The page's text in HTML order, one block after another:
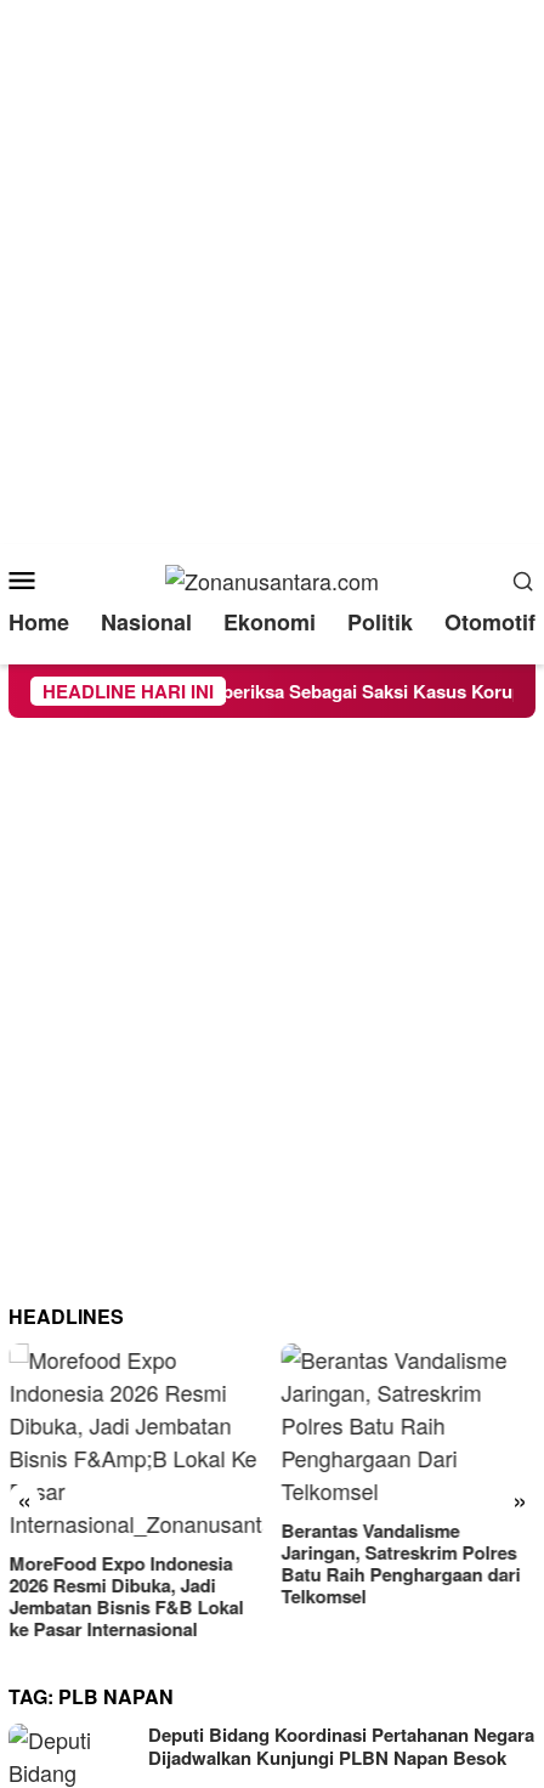
Menu
Home Nasional Ekonomi Politik Otomotif
HEADLINE HARI INI
Lounge Chandra Diperiksa Sebagai Saksi Kasus Korupsi
HEADLINES
« »
Jadi
Lokal
Berantas Vandalisme
Jaringan, Satreskrim Polres
Batu Raih Penghargaan dari
Telkomsel
RM OG Alami
Omset di
2025
TAG: PLB NAPAN
Deputi Bidang Koordinasi Pertahanan Negara
Dijadwalkan Kunjungi PLBN Napan Besok